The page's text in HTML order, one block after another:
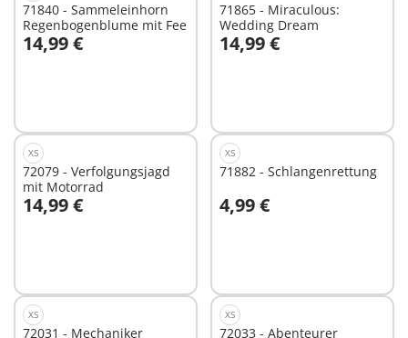
71840 - Sammeleinhorn
Regenbogenblume mit Fee
14,99 €
In den Warenkorb
71865 - Miraculous:
Wedding Dream
14,99 €
In den Warenkorb
XS
72079 - Verfolgungsjagd
mit Motorrad
14,99 €
In den Warenkorb
XS
71882 - Schlangenrettung
4,99 €
In den Warenkorb
XS
72031 - Mechaniker
XS
72033 - Abenteurer